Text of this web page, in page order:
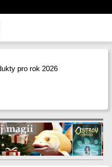
pro rok 2026